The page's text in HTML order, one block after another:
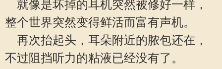
就像是坏掉的耳机突然被修好一样，
整个世界突然变得鲜活而富有声机。
再次抬起头，耳朵附近的脓包还在，
不过阻挡听力的粘液已经没有了。